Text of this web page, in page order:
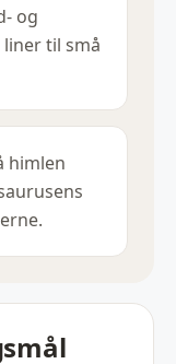
og
til små
himlen